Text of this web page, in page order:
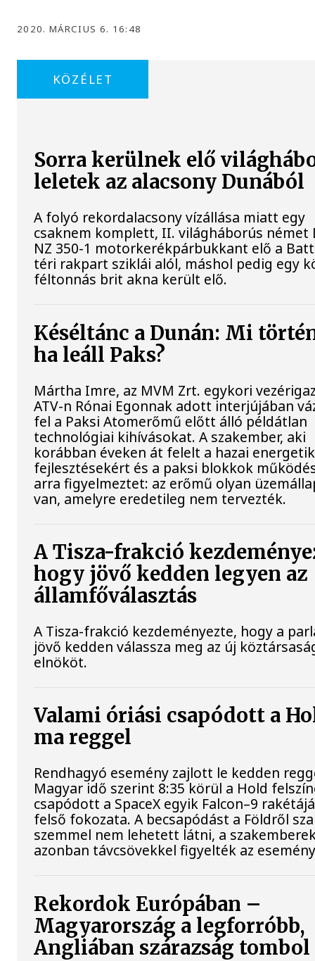
2020. MÁRCIUS 6. 16:48
KÖZÉLET
Sorra kerülnek elő
leletek az alacsony Dunából
A folyó rekordalacsony vízállása miatt egy
csaknem komplett, II. világháborús német
NZ 350-1 motorkerékpárbukkant elő a
téri rakpart sziklái alól, máshol pedig egy
féltonnás brit akna került elő.
Késéltánc a Dunán: Mi
ha leáll Paks?
Mártha Imre, az MVM Zrt. egykori
ATV-n Rónai Egonnak adott interjújában
fel a Paksi Atomerőmű előtt álló példátlan
technológiai kihívásokat. A szakember, aki
korábban éveken át felelt a hazai
fejlesztésekért és a paksi blokkok
arra figyelmeztet: az erőmű olyan
van, amelyre eredetileg nem tervezték.
A Tisza-frakció
hogy jövő kedden legyen az
államfőválasztás
A Tisza-frakció kezdeményezte, hogy a
jövő kedden válassza meg az új
elnököt.
Valami óriási csapódott a
ma reggel
Rendhagyó esemény zajlott le kedden
Magyar idő szerint 8:35 körül a Hold
csapódott a SpaceX egyik Falcon–9
felső fokozata. A becsapódást a Földről
szemmel nem lehetett látni, a
azonban távcsövekkel figyelték az
Rekordok Európában –
Magyarország a legforróbb,
Angliában szárazság tombol